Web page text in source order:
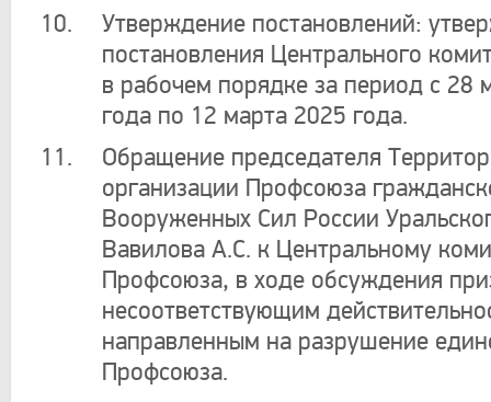
Утверждение постановлений:
постановления Центрального
в рабочем порядке за период с 28
года по 12 марта 2025 года.
Обращение председателя
организации Профсоюза
Вооруженных Сил России
Вавилова А.С. к Центральному
Профсоюза, в ходе обсуждения
несоответствующим
направленным на разрушение
Профсоюза.